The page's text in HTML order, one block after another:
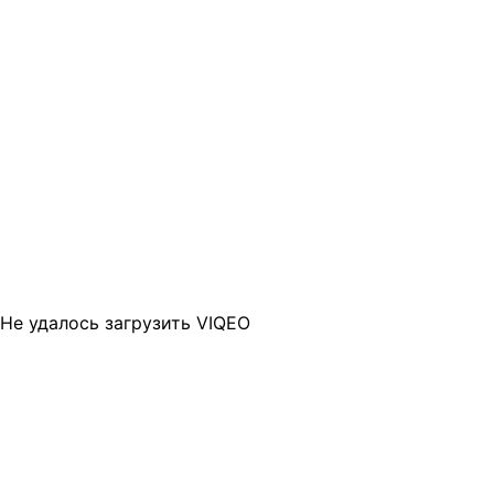
Не удалось загрузить VIQEO